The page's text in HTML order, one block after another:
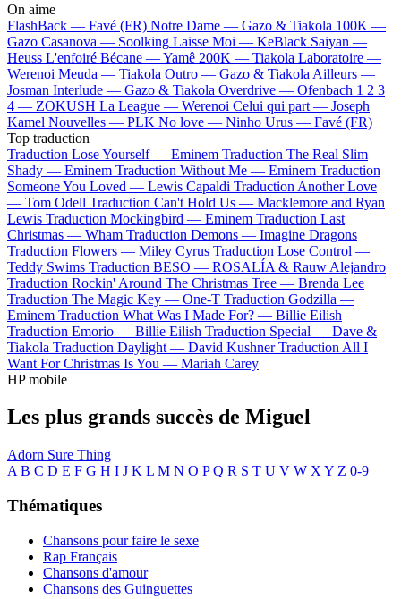
On aime
FlashBack — Favé (FR) Notre Dame — Gazo & Tiakola 100K —
Gazo Casanova — Soolking Laisse Moi — KeBlack Saiyan —
Heuss L'enfoiré Bécane —Yamê 200K — Tiakola Laboratoire —
Werenoi Meuda — Tiakola Outro — Gazo & Tiakola Ailleurs —
Josman Interlude — Gazo & Tiakola Overdrive — Ofenbach 1 2 3
4 — ZOKUSH La League — Werenoi Celui qui part — Joseph
Kamel Nouvelles — PLK No love — Ninho Urus — Favé (FR)
Top traduction
Traduction Lose Yourself — Eminem Traduction The Real Slim
Shady — Eminem Traduction Without Me — Eminem Traduction
Someone You Loved — Lewis Capaldi Traduction Another Love
— Tom Odell Traduction Can't Hold Us — Macklemore and Ryan
Lewis Traduction Mockingbird — Eminem Traduction Last
Christmas — Wham Traduction Demons — Imagine Dragons
Traduction Flowers — Miley Cyrus Traduction Lose Control —
Teddy Swims Traduction BESO — ROSALÍA & Rauw Alejandro
Traduction Rockin' Around The Christmas Tree — Brenda Lee
Traduction The Magic Key — One-T Traduction Godzilla —
Eminem Traduction What Was I Made For? — Billie Eilish
Traduction Emorio — Billie Eilish Traduction Special — Dave &
Tiakola Traduction Daylight — David Kushner Traduction All I
Want For Christmas Is You — Mariah Carey
HP mobile
Les plus grands succès de Miguel
Adorn Sure Thing
A B C D E F G H I J K L M N O P Q R S T U V W X Y Z 0-9
Thématiques
Chansons pour faire le sexe
Rap Français
Chansons d'amour
Chansons des Guinguettes